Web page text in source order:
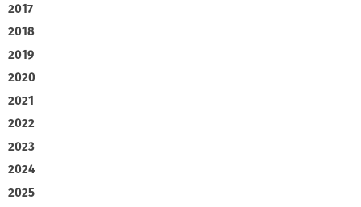
2017
2018
2019
2020
2021
2022
2023
2024
2025